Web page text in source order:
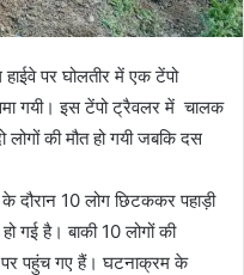
पर घोलतीर में एक टेंपो
गयी। इस टेंपो ट्रैवलर में चालक
की मौत हो गयी जबकि दस
दौरान 10 लोग छिटककर पहाड़ी
गई है। बाकी 10 लोगों की
पर पहुंच गए हैं। घटनाक्रम के